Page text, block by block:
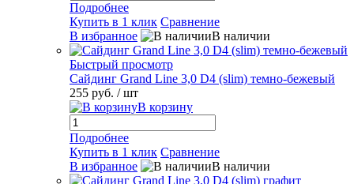
Подробнее
Купить в 1 клик Сравнение
В избранное
В наличии
Быстрый просмотр
Сайдинг Grand Line 3,0 D4 (slim) темно-бежевый
255 руб. / шт
В корзину
Подробнее
Купить в 1 клик Сравнение
В избранное
В наличии